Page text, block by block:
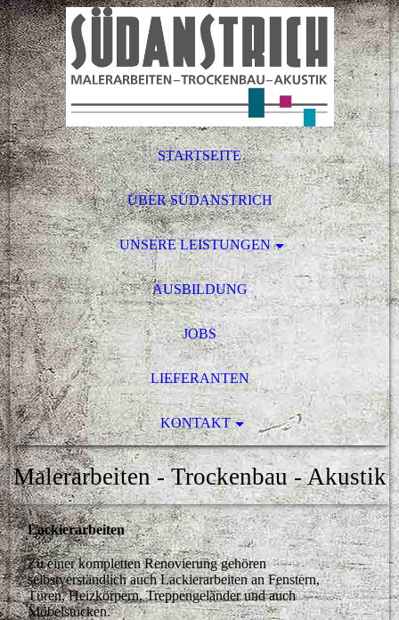
STARTSEITE
ÜBER SÜDANSTRICH
UNSERE LEISTUNGEN
AUSBILDUNG
JOBS
LIEFERANTEN
KONTAKT
Malerarbeiten - Trockenbau - Akustik
Lackierarbeiten
Zu einer kompletten Renovierung gehören
selbstverständlich auch Lackierarbeiten an Fenstern,
Türen, Heizkörpern, Treppengeländer und auch
Möbelstücken.